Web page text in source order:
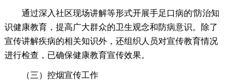
通过深入社区现场讲解等形式开展手足口病的'防治知
识健康教育，提高广大群众的卫生观念和防病意识。除了
宣传讲解疾病的相关知识外，还组织人员对宣传教育情况
进行检查，已确保健康教育宣传效果。
（三）控烟宣传工作